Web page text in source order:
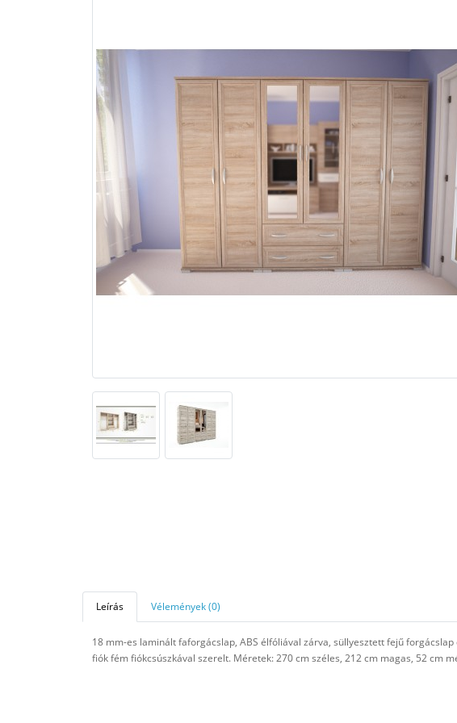
Leírás Vélemények (0)
18 mm-es laminált faforgácslap, ABS élfóliával zárva, süllyesztett fejű
fiók fém fiókcsúszkával szerelt. Méretek: 270 cm széles, 212 cm magas, 52 cm